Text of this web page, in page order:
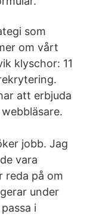
som
om vårt
klyschor: 11
att erbjuda
jobb. Jag
vara
reda på om
under
i